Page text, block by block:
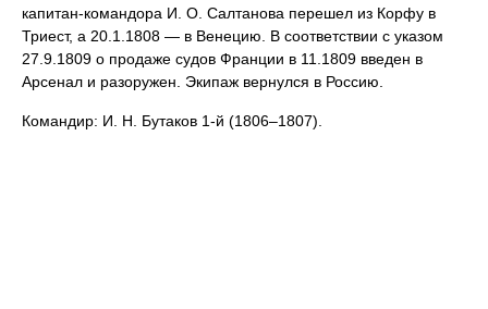
капитан-командора И. О. Салтанова перешел из Корфу в
Триест, а 20.1.1808 — в Венецию. В соответствии с указом
27.9.1809 о продаже судов Франции в 11.1809 введен в
Арсенал и разоружен. Экипаж вернулся в Россию.
Командир: И. Н. Бутаков 1-й (1806–1807).